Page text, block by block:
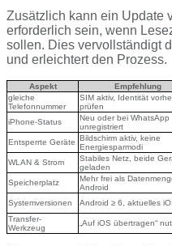
Zusätzlich kann ein Update
erforderlich sein, wenn
sollen. Dies vervollständigt
und erleichtert den Prozess.
Aspekt Empfehlung
gleiche
Telefonnummer
SIM aktiv, Identität
prüfen
iPhone-Status
Neu oder bei WhatsApp
unregistriert
Entsperrte Geräte Bildschirm aktiv, keine
Energiesparmodi
WLAN & Strom
Stabiles Netz, beide
geladen
Speicherplatz
Mehr frei als
Android
Systemversionen
Android ≥ 6, aktuelles
Transfer-
Werkzeug
„Auf iOS übertragen“